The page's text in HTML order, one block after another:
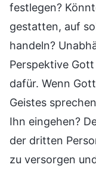
festlegen?
gestatten, auf
handeln?
Perspektive
dafür. Wenn
Geistes
Ihn eingehen?
der dritten
zu versorgen